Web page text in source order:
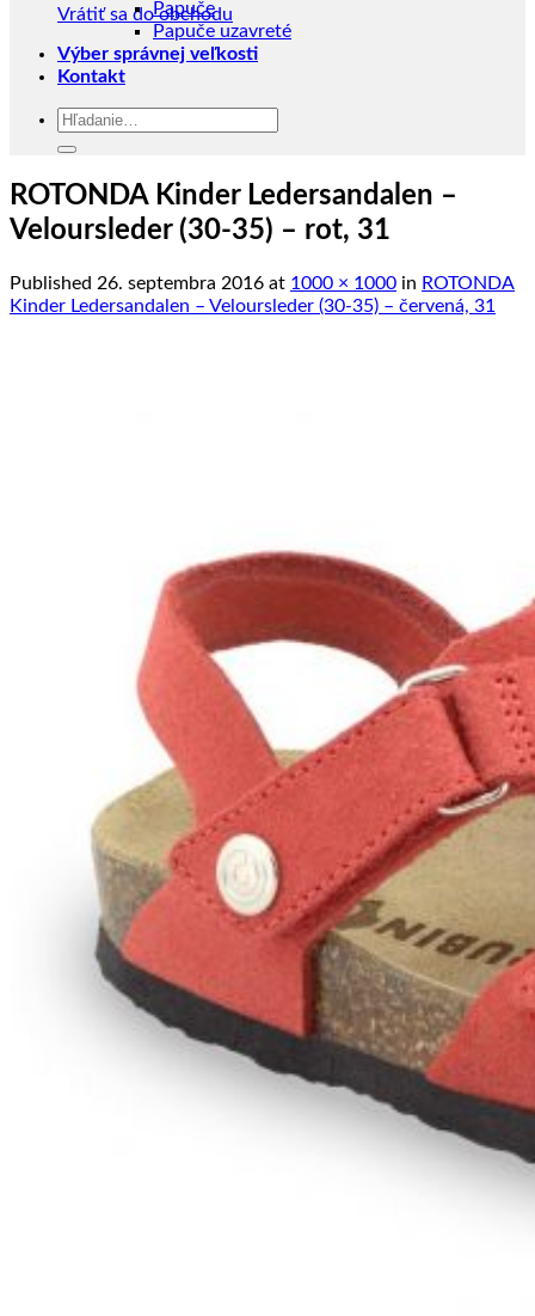
Vrátiť sa do obchodu
Papuče
Papuče uzavreté
Výber správnej veľkosti
Kontakt
Hľadať:
ROTONDA Kinder Ledersandalen –
Veloursleder (30-35) – rot, 31
Published 26. septembra 2016 at 1000 × 1000 in ROTONDA
Kinder Ledersandalen – Veloursleder (30-35) – červená, 31